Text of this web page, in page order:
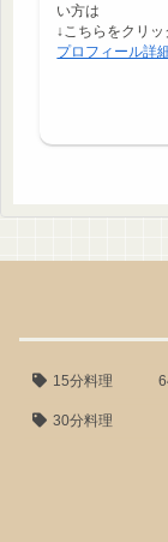
い方は
↓こちらをクリ
プロフィール詳
15分料理
30分料理